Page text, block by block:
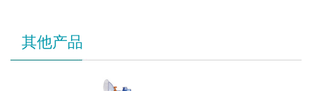
其他产品